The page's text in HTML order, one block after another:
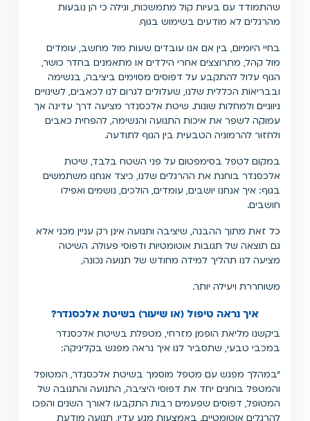
שהתמודד עם בעיות קול מתמשכות, וגילה כי הן נובעות
מהרגלים לא מודעים בשימוש בגוף.
בחיי היומיום, בין אם אנו עובדים שעות מול מחשב, עומדים
מול קהל, מתרוצצים אחרי הילדים או מתאמנים בחדר כושר,
הגוף עלול להתקבע על דפוסים מסוימים ביציבה, בנשימה
ובבריאות הכללית שלנו, שעלולים לגרום לנו לכאבים, לשינויים
ניווניים ולמחלות שונות. שיטת אלכסנדר מציעה דרך עדינה אך
עמוקה לשפר את איכות התנועה והנשימה, להפחית כאבים
ולחזור להרמוניה הטבעית בין הגוף לתודעה.
במקום לטפל בסימפטום על פני השטח בלבד, שיטת
אלכסנדר בוחנת את ההרגלים שלנו, כיצד אנחנו משתמשים
בגוף: איך אנחנו יושבים, עומדים, הולכים, נושמים ואפילו
חושבים.
כל זאת מתוך ההבנה, שיציבה ותנועה אינן רק עניין מכני אלא
גם תוצאה של תגובות אוטומטיות ודפוסי פעולה. השיטה
מציעה לנו תהליך למידה מחודש של תנועה נכונה,
משוחררת ויעילה יותר.
איך נראה טיפול (או שיעור) בשיטת אלכסנדר?
ביקשנו מליאת הופמן מזרחי, מטפלת בשיטת אלכסנדר
במכבי טבעי, שתסביר לנו איך נראה מפגש בקליניקה:
״במהלך מפגש עם מטפל מוסמך בשיטת אלכסנדר, המטופל
והמטפל בוחנים יחד את דפוסי היציבה, התנועה והתגובה של
המטופל, דפוסים שפעמים רבות התקבעו לאורך השנים והפכו
להרגלים אוטומטיים. באמצעות מגע עדין, תנועה מודעת